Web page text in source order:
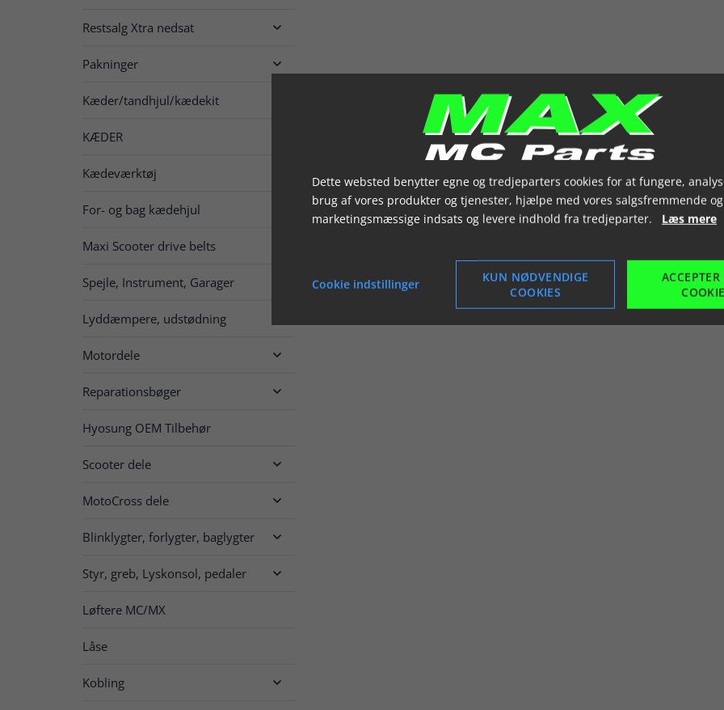
Restsalg Xtra nedsat 
Pakninger 
Kæder/tandhjul/kædekit
KÆDER
Kædeværktøj
For- og bag kædehjul
Maxi Scooter drive belts
Spejle, Instrument, Garager
Lyddæmpere, udstødning
Motordele 
Reparationsbøger 
Hyosung OEM Tilbehør
Scooter dele 
MotoCross dele 
Blinklygter, forlygter, baglygter 
Styr, greb, Lyskonsol, pedaler 
Løftere MC/MX
Låse
Kobling 
Dette websted benytter egne og tredjeparters cookies for at fungere,
brug af vores produkter og tjenester, hjælpe med vores salgsfremmende og
marketingsmæssige indsats og levere indhold fra tredjeparter. Læs mere
Cookie indstillinger
KUN NØDVENDIGE
COOKIES